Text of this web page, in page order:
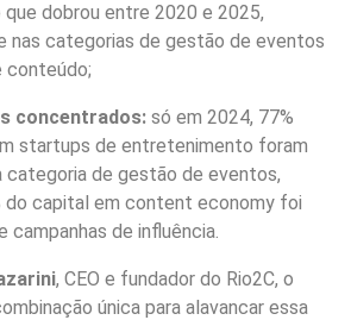
que dobrou entre 2020 e 2025,
nas categorias de gestão de eventos
conteúdo;
concentrados: só em 2024, 77%
startups de entretenimento foram
categoria de gestão de eventos,
do capital em content economy foi
campanhas de influência.
, CEO e fundador do Rio2C, o
única para alavancar essa